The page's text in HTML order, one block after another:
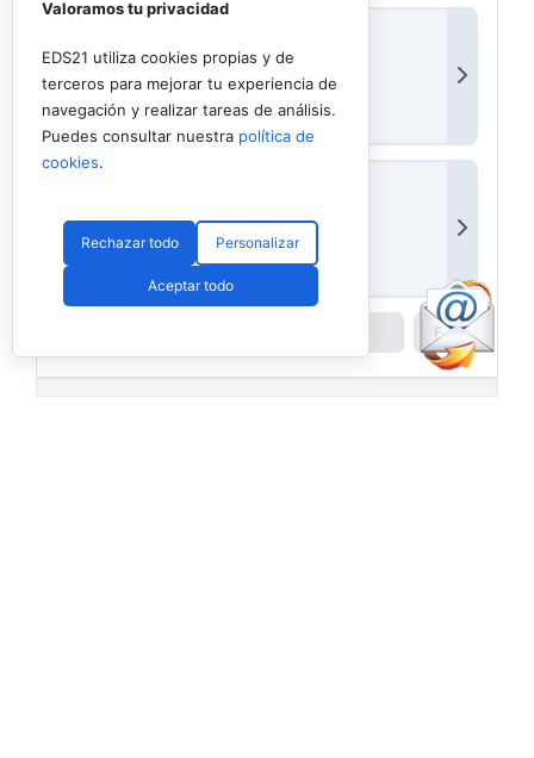
Valoramos tu privacidad
EDS21 utiliza cookies propias y de
terceros para mejorar tu experiencia de
navegación y realizar tareas de análisis.
Puedes consultar nuestra política de
cookies.
Rechazar todo Personalizar
Aceptar todo